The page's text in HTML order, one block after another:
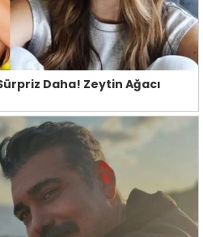
Daha! Zeytin Ağacı